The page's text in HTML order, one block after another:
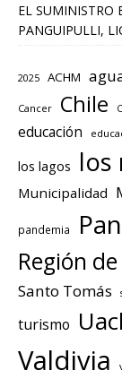
EL SUMINISTRO
PANGUIPULLI,
2025 ACHM
Cancer Chile
educación
los lagos los
Municipalidad
pandemia
Región
Santo Tomás
turismo
Valdivia